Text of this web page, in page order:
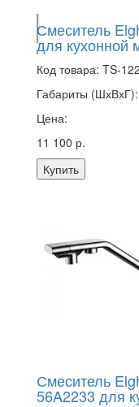
Смеситель
для кухонной
Код товара: TS-
Габариты (ШхВхГ):
Цена:
11 100 р.
Купить
Смеситель
56A2233 для